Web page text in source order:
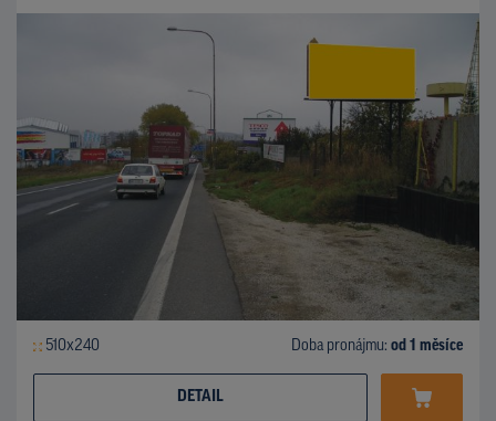
510x240 Doba pronájmu: od 1 měsíce
DETAIL